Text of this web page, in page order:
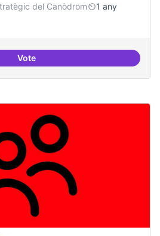
del Canòdrom
1 any
VoteResidències i governança